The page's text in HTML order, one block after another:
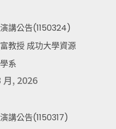
講公告(1150324)
教授 成功大學資源
系
月, 2026
講公告(1150317)